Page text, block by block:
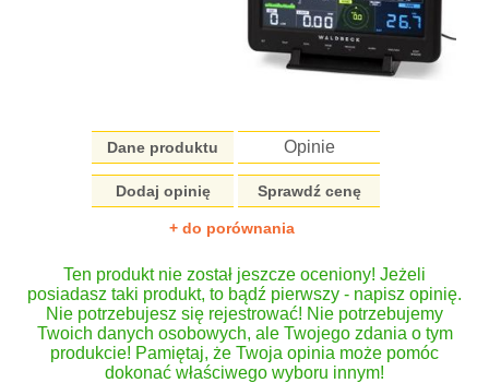
Dane produktu Opinie
Dodaj opinię Sprawdź cenę
+ do porównania
Ten produkt nie został jeszcze oceniony! Jeżeli
posiadasz taki produkt, to bądź pierwszy - napisz opinię.
Nie potrzebujesz się rejestrować! Nie potrzebujemy
Twoich danych osobowych, ale Twojego zdania o tym
produkcie! Pamiętaj, że Twoja opinia może pomóc
dokonać właściwego wyboru innym!